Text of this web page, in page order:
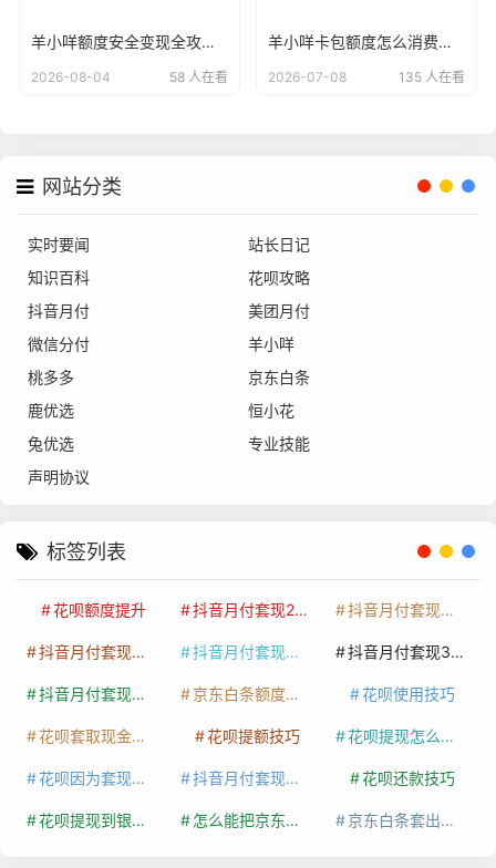
羊小咩额度安全变现全攻略：2026年最新5种回收模式新变革，合规与征信双保障
2026-08-04 58 人在看
羊小咩卡包额度怎么消费变现?这两个常用方法教你提现
2026-07-08 135 人在看
网站分类
实时要闻
站长日记
知识百科
花呗攻略
抖音月付
美团月付
微信分付
羊小咩
桃多多
京东白条
鹿优选
恒小花
兔优选
专业技能
声明协议
标签列表
花呗额度提升 抖音月付套现24小时接单 抖音月付套现怎么套
抖音月付套现多少手续费 抖音月付套现商家有哪些 抖音月付套现30秒技巧
抖音月付套现最新方法 京东白条额度提升 花呗使用技巧
花呗套取现金最佳方法 花呗提额技巧 花呗提现怎么操作
花呗因为套现被限额了这种情况要多久才会好 抖音月付套现秒回100起 花呗还款技巧
花呗提现到银行卡 怎么能把京东白条额度钱套出来 京东白条套出来手续费多少